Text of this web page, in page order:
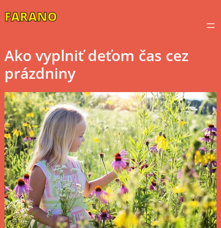
toFARANO
Ako vyplniť deťom čas cez
prázdniny